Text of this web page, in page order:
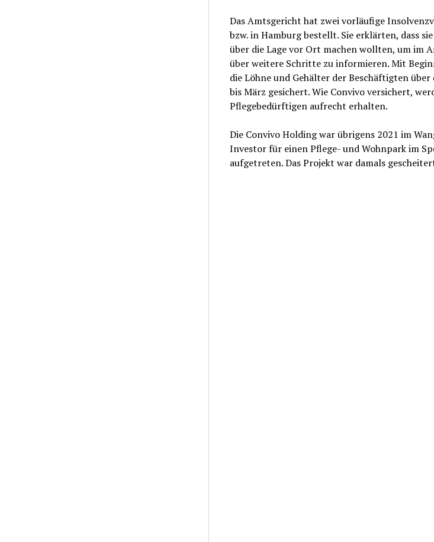
Das Amtsgericht hat zwei vorläufige
bzw. in Hamburg bestellt. Sie erklärten, dass
über die Lage vor Ort machen wollten, um im
über weitere Schritte zu informieren. Mit
die Löhne und Gehälter der Beschäftigten
bis März gesichert. Wie Convivo versichert,
Pflegebedürftigen aufrecht erhalten.
Die Convivo Holding war übrigens 2021 im
Investor für einen Pflege- und Wohnpark im
aufgetreten. Das Projekt war damals